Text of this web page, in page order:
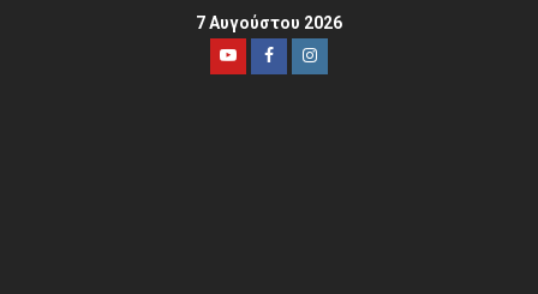
7 Αυγούστου 2026